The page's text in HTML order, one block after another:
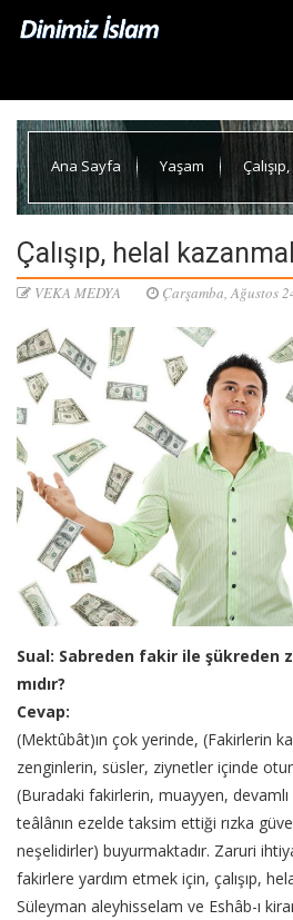
Ana Sayfa Yaşam
Çalışıp, helal
VEKA MEDYA Çarşamba, Ağustos
Sual: Sabreden fakir ile şükreden
mıdır?
Cevap:
(Mektûbât)ın çok yerinde, (Fakirlerin
zenginlerin, süsler, ziynetler içinde
(Buradaki fakirlerin, muayyen,
teâlânın ezelde taksim ettiği rızka
neşelidirler) buyurmaktadır. Zaruri
fakirlere yardım etmek için, çalışıp,
Süleyman aleyhisselam ve Eshâb-ı